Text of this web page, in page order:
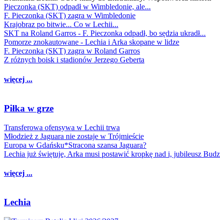
Pieczonka (SKT) odpadł w Wimbledonie, ale...
F. Pieczonka (SKT) zagra w Wimbledonie
Krajobraz po bitwie... Co w Lechii...
SKT na Roland Garros - F. Pieczonka odpadł, bo sędzia ukradł...
Pomorze znokautowane - Lechia i Arka skopane w lidze
F. Pieczonka (SKT) zagra w Roland Garros
Z różnych boisk i stadionów Jerzego Geberta
więcej ...
Piłka w grze
Transferowa ofensywa w Lechii trwa
Młodzież z Jaguara nie zostaje w Trójmieście
Europa w Gdańsku*Stracona szansa Jaguara?
Lechia już świętuje, Arka musi postawić kropkę nad i, jubileusz
więcej ...
Lechia